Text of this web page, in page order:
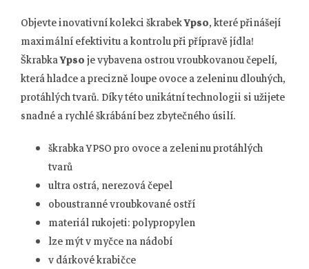
Objevte inovativní kolekci škrabekYpso, které přinášejí
maximální efektivitu a kontrolu při přípravě jídla!
ŠkrabkaYpsoje vybavena ostrou vroubkovanou čepelí,
která hladce a precizně loupe ovoce a zeleninu dlouhých,
protáhlých tvarů. Díky této unikátní technologii si užijete
snadné a rychlé škrábání bez zbytečného úsilí.
škrabka YPSO pro ovoce a zeleninu protáhlých
tvarů
ultra ostrá, nerezová čepel
oboustranné vroubkované ostří
materiál rukojeti: polypropylen
lze mýt v myčce na nádobí
v dárkové krabičce